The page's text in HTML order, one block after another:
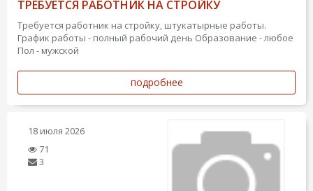
ТРЕБУЕТСЯ РАБОТНИК НА СТРОЙКУ
Требуется работник на стройку, штукатырные работы.
График работы - полный рабочий день Образование - любое
Пол - мужской
подробнее
18 июля 2026
71
3